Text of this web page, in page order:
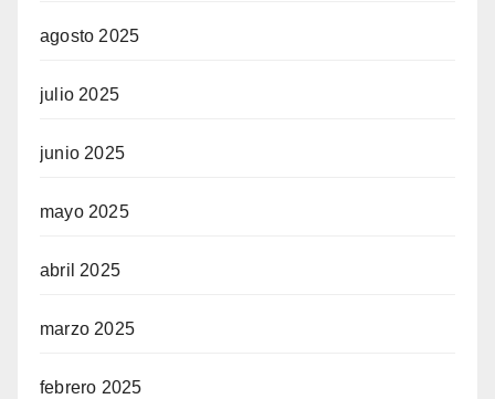
agosto 2025
julio 2025
junio 2025
mayo 2025
abril 2025
marzo 2025
febrero 2025